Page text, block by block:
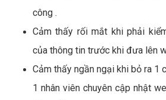
công .
Cảm thấy rối mắt khi phải
của thông tin trước khi đưa lên
Cảm thấy ngần ngại khi bỏ ra 1
1 nhân viên chuyên cập nhật